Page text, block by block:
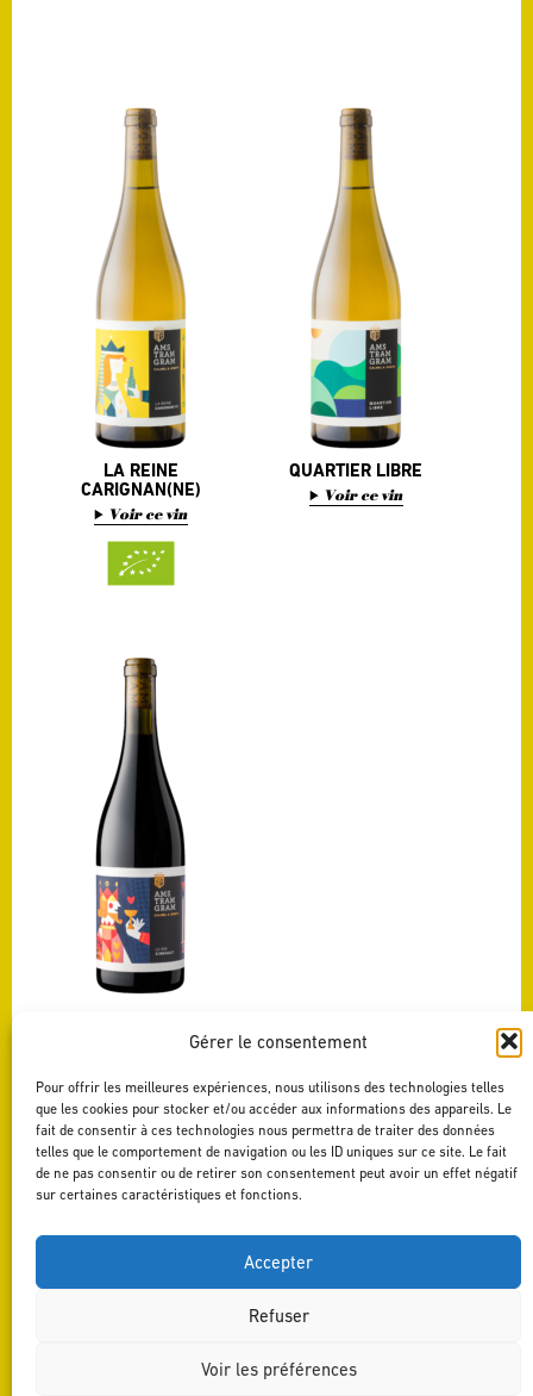
Gérer le consentement
Pour offrir les meilleures expériences, nous utilisons des technologies telles
que les cookies pour stocker et/ou accéder aux informations des appareils. Le
fait de consentir à ces technologies nous permettra de traiter des données
telles que le comportement de navigation ou les ID uniques sur ce site. Le fait
de ne pas consentir ou de retirer son consentement peut avoir un effet négatif
sur certaines caractéristiques et fonctions.
Accepter
Refuser
Voir les préférences
LA REINE
CARIGNAN(NE)
Voir ce vin
QUARTIER LIBRE
Voir ce vin